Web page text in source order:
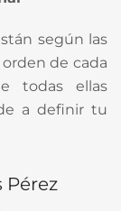
según las
de cada
todas ellas
a definir tu
Pérez